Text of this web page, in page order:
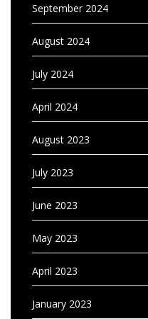
September 2024
August 2024
July 2024
April 2024
August 2023
July 2023
June 2023
May 2023
April 2023
January 2023